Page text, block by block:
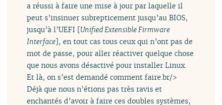
a réussi à faire une mise à jour par laquelle il
peut s’insinuer subrepticement jusqu’au BIOS,
jusqu’à l’UEFI [Unified Extensible Firmware
Interface], en tout cas tous ceux qui n’ont pas de
mot de passe, pour aller réactiver quelque chose
que nous avons désactivé pour installer Linux.
Et là, on s’est demandé comment faire.br/>
Déjà que nous n’étions pas très ravis et
enchantés d’avoir à faire ces doubles systèmes,